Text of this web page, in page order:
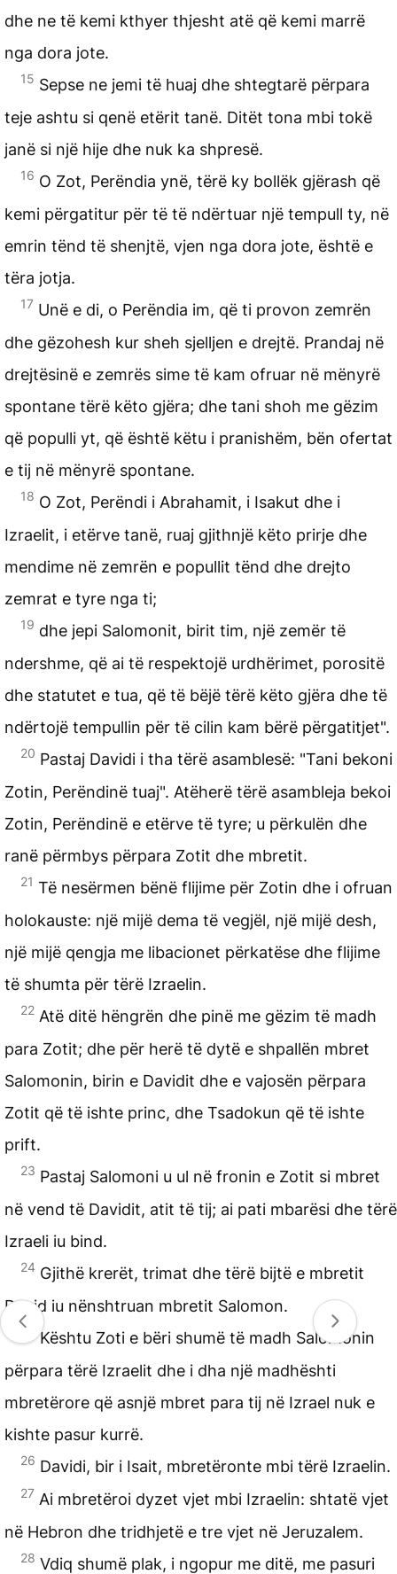
dhe ne të kemi kthyer thjesht atë që kemi marrë
nga dora jote.
15 Sepse ne jemi të huaj dhe shtegtarë përpara
teje ashtu si qenë etërit tanë. Ditët tona mbi tokë
janë si një hije dhe nuk ka shpresë.
16 O Zot, Perëndia ynë, tërë ky bollëk gjërash që
kemi përgatitur për të të ndërtuar një tempull ty, në
emrin tënd të shenjtë, vjen nga dora jote, është e
tëra jotja.
17 Unë e di, o Perëndia im, që ti provon zemrën
dhe gëzohesh kur sheh sjelljen e drejtë. Prandaj në
drejtësinë e zemrës sime të kam ofruar në mënyrë
spontane tërë këto gjëra; dhe tani shoh me gëzim
që populli yt, që është këtu i pranishëm, bën ofertat
e tij në mënyrë spontane.
18 O Zot, Perëndi i Abrahamit, i Isakut dhe i
Izraelit, i etërve tanë, ruaj gjithnjë këto prirje dhe
mendime në zemrën e popullit tënd dhe drejto
zemrat e tyre nga ti;
19 dhe jepi Salomonit, birit tim, një zemër të
ndershme, që ai të respektojë urdhërimet, porositë
dhe statutet e tua, që të bëjë tërë këto gjëra dhe të
ndërtojë tempullin për të cilin kam bërë përgatitjet".
20 Pastaj Davidi i tha tërë asamblesë: "Tani bekoni
Zotin, Perëndinë tuaj". Atëherë tërë asambleja bekoi
Zotin, Perëndinë e etërve të tyre; u përkulën dhe
ranë përmbys përpara Zotit dhe mbretit.
21 Të nesërmen bënë flijime për Zotin dhe i ofruan
holokauste: një mijë dema të vegjël, një mijë desh,
një mijë qengja me libacionet përkatëse dhe flijime
të shumta për tërë Izraelin.
22 Atë ditë hëngrën dhe pinë me gëzim të madh
para Zotit; dhe për herë të dytë e shpallën mbret
Salomonin, birin e Davidit dhe e vajosën përpara
Zotit që të ishte princ, dhe Tsadokun që të ishte
prift.
23 Pastaj Salomoni u ul në fronin e Zotit si mbret
në vend të Davidit, atit të tij; ai pati mbarësi dhe tërë
Izraeli iu bind.
24 Gjithë krerët, trimat dhe tërë bijtë e mbretit
David iu nënshtruan mbretit Salomon.
25
Kështu Zoti e bëri shumë të madh Salomonin
përpara tërë Izraelit dhe i dha një madhështi
mbretërore që asnjë mbret para tij në Izrael nuk e
kishte pasur kurrë.
26 Davidi, bir i Isait, mbretëronte mbi tërë Izraelin.
27 Ai mbretëroi dyzet vjet mbi Izraelin: shtatë vjet
në Hebron dhe tridhjetë e tre vjet në Jeruzalem.
28 Vdiq shumë plak, i ngopur me ditë, me pasuri